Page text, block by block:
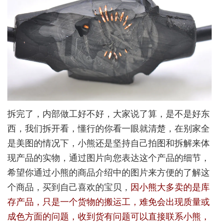
拆完了，内部做工好不好，大家说了算，是不是好东
西，我们拆开看，懂行的你看一眼就清楚，在别家全
是美图的情况下，小熊还是坚持自己拍图和拆解来体
现产品的实物，通过图片向您表达这个产品的细节，
希望你通过小熊的商品介绍中的图片来方便的了解这
个商品，买到自己喜欢的宝贝， 因小熊大多卖的是库
存产品，只是一个货物的搬运工，难免会出现质量或
成色方面的问题，收到货有问题可以直接联系小熊，